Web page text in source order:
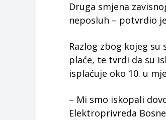
Druga smjena
neposluh – potvrdio
Razlog zbog kojeg
plaće, te tvrdi da su
isplaćuje oko 10. u
– Mi smo iskopali
Elektroprivreda